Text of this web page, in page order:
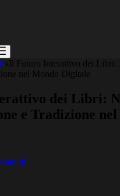
Il Futuro Interattivo dei Libri:
nel Mondo Digitale
dei Libri:
e Tradizione